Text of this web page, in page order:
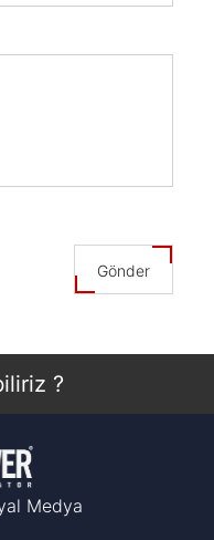
Gönder
?
Medya